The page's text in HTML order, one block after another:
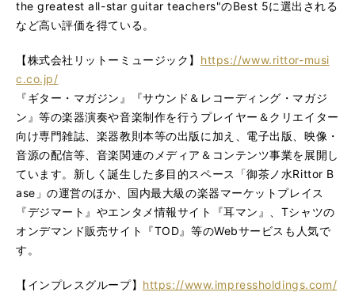
the greatest all-star guitar teachers"のBest 5に選出される
など高い評価を得ている。
【株式会社リットーミュージック】 https://www.rittor-musi
c.co.jp/
『ギター・マガジン』『サウンド＆レコーディング・マガジ
ン』等の楽器演奏や音楽制作を行うプレイヤー＆クリエイター
向け専門雑誌、楽器教則本等の出版に加え、電子出版、映像・
音源の配信等、音楽関連のメディア＆コンテンツ事業を展開し
ています。新しく誕生した多目的スペース「御茶ノ水Rittor B
ase」の運営のほか、国内最大級の楽器マーケットプレイス
『デジマート』やエンタメ情報サイト『耳マン』、Tシャツの
オンデマンド販売サイト『TOD』等のWebサービスも人気で
す。
【インプレスグループ】 https://www.impressholdings.com/